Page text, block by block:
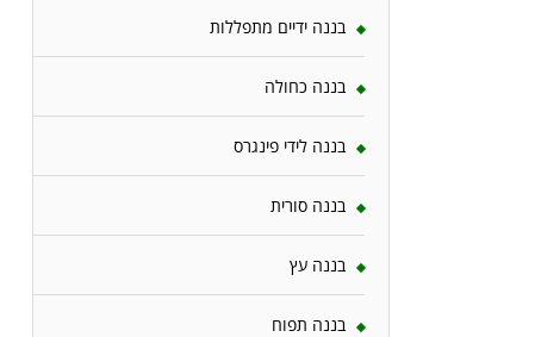
בננה ידיים מתפללות
בננה כחולה
בננה לידי פינגרס
בננה סורית
בננה עץ
בננה תפוח